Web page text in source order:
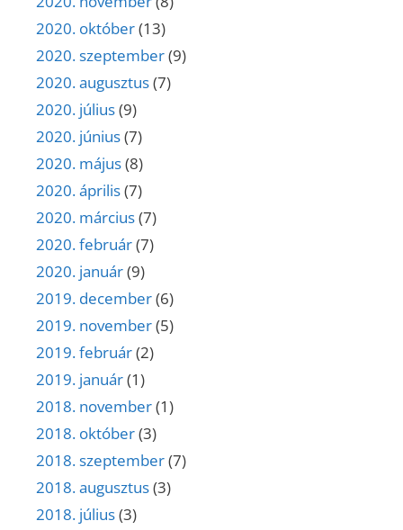
2020. október(13)
2020. szeptember(9)
2020. augusztus(7)
2020. július(9)
2020. június(7)
2020. május(8)
2020. április(7)
2020. március(7)
2020. február(7)
2020. január(9)
2019. december(6)
2019. november(5)
2019. február(2)
2019. január(1)
2018. november(1)
2018. október(3)
2018. szeptember(7)
2018. augusztus(3)
2018. július(3)